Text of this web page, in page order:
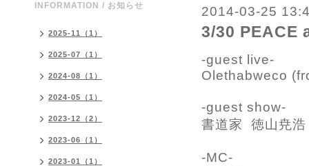
2014-03-25
3/30 PEACE
-guest live-
Olethabweco
-guest show-
書道家 徳山尭浩
-MC-
INFORMATION / お知らせ
2025-11（1）
2025-07（1）
2024-08（1）
2024-05（1）
2023-12（2）
2023-06（1）
2023-01（1）